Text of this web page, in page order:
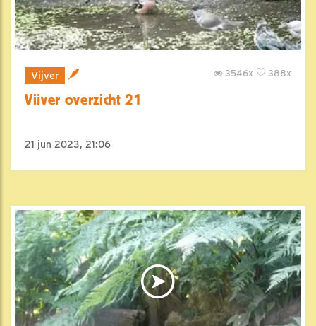
Vijver 388x
3546x
Vijver overzicht 21
21 jun 2023, 21:06